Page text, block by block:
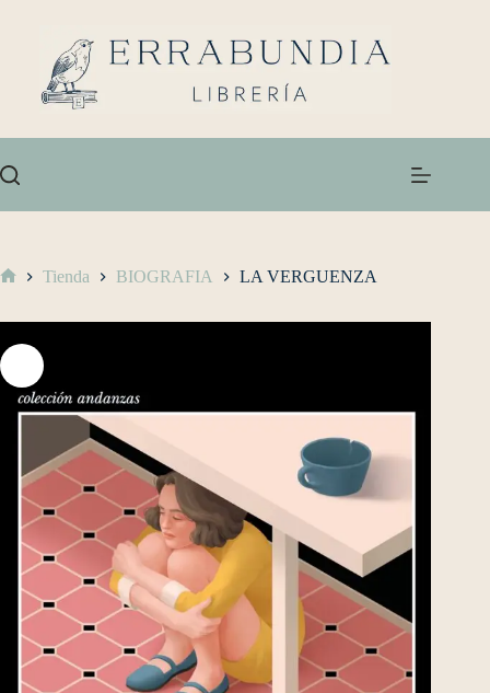
Tienda BIOGRAFIA LA VERGUENZA